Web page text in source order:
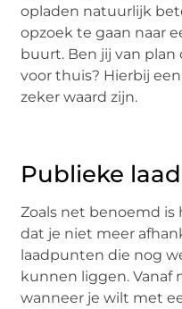
opladen natuurlijk
opzoek te gaan naar
buurt. Ben jij van plan
voor thuis? Hierbij
zeker waard zijn.
Publieke
Zoals net benoemd
dat je niet meer
laadpunten die nog
kunnen liggen. Vanaf
wanneer je wilt met